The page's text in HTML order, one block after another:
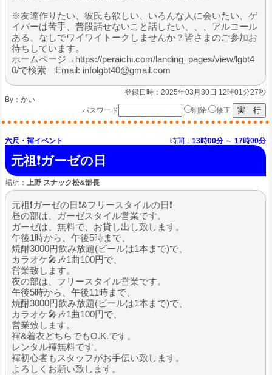
※友達作りたい、彼氏も欲しい、いろんな人に会いたい、ゲ
イバーは苦手、普段話せないこと話したい、、、アルコール
ある、なしでワイワイトークしませんか？皆さまのご参加お
待ちしています。
ホームページ→https://peraichi.com/landing_pages/view/lgbt4
0/で検索 Email: infolgbt40@gmail.com
登録日時：2025年03月30日 12時01分27秒
By： かい
パスワード
削除 修正
六尺・褌イベント 時間： 13時00分 ～ 17時00分
元祖❗ガーゼの日
場所： 上野 スナック松&部長
元祖❗ガーゼの日❗&フリースタイルの日❗
昼の部は、ガーゼスタイル営業です。
ガーゼは、無料で、お貸し出し致します。
午後1時から、午後5時まで、
焼酎3000円飲み放題(ビールは1本まで)で、
カラオケ🎤🎶1曲100円で、
営業致します。
夜の部は、フリースタイル営業です。
午後5時から、午後11時まで、
焼酎3000円飲み放題(ビールは1本まで)で、
カラオケ🎤🎶1曲100円で、
営業致します。
褌&着衣どちらでもO.K.です。
レンタル褌無料です。
褌初心者もスタッフがお手伝い致します。
よろしくお願い致します。